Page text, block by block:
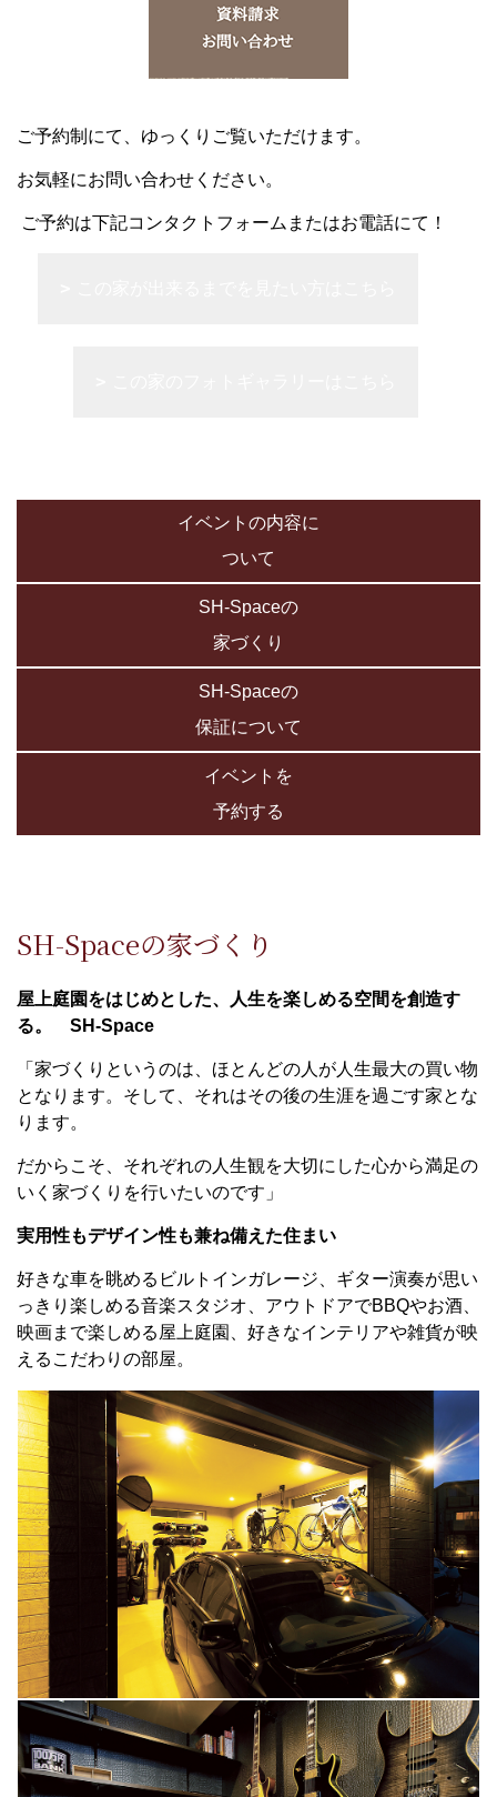
ご予約制にて、ゆっくりご覧いただけます。
お気軽にお問い合わせください。
ご予約は下記コンタクトフォームまたはお電話にて！
イベントの内容に
ついて
SH-Spaceの
家づくり
SH-Spaceの
保証について
イベントを
予約する
SH-Spaceの家づくり
屋上庭園をはじめとした、人生を楽しめる空間を創造す
る。 SH-Space
「家づくりというのは、ほとんどの人が人生最大の買い物
となります。そして、それはその後の生涯を過ごす家とな
ります。
だからこそ、それぞれの人生観を大切にした心から満足の
いく家づくりを行いたいのです」
実用性もデザイン性も兼ね備えた住まい
好きな車を眺めるビルトインガレージ、ギター演奏が思い
っきり楽しめる音楽スタジオ、アウトドアでBBQやお酒、
映画まで楽しめる屋上庭園、好きなインテリアや雑貨が映
えるこだわりの部屋。